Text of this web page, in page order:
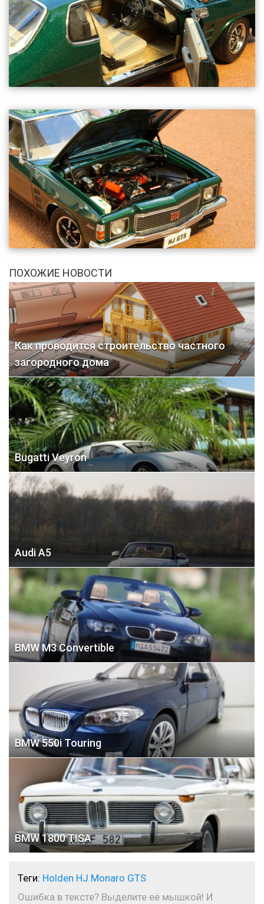
ПОХОЖИЕ НОВОСТИ
Как проводится строительство частного
загородного дома
Bugatti Veyron
Audi A5
BMW M3 Convertible
BMW 550i Touring
BMW 1800 TISA
Теги: Holden HJ Monaro GTS
Ошибка в тексте? Выделите её мышкой! И